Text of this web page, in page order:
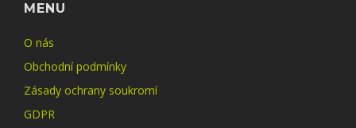
MENU
O nás
Obchodní podmínky
Zásady ochrany soukromí
GDPR